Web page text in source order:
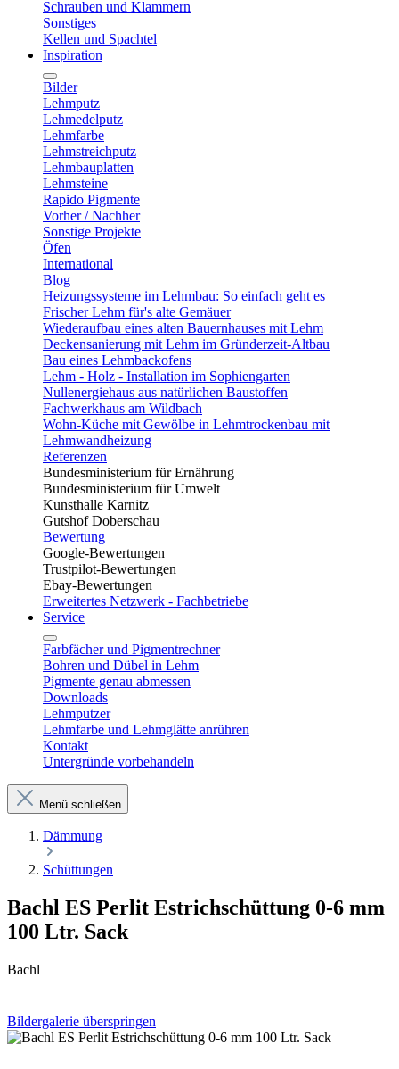
Schrauben und Klammern
Sonstiges
Kellen und Spachtel
Inspiration
Bilder
Lehmputz
Lehmedelputz
Lehmfarbe
Lehmstreichputz
Lehmbauplatten
Lehmsteine
Rapido Pigmente
Vorher / Nachher
Sonstige Projekte
Öfen
International
Blog
Heizungssysteme im Lehmbau: So einfach geht es
Frischer Lehm für's alte Gemäuer
Wiederaufbau eines alten Bauernhauses mit Lehm
Deckensanierung mit Lehm im Gründerzeit-Altbau
Bau eines Lehmbackofens
Lehm - Holz - Installation im Sophiengarten
Nullenergiehaus aus natürlichen Baustoffen
Fachwerkhaus am Wildbach
Wohn-Küche mit Gewölbe in Lehmtrockenbau mit
Lehmwandheizung
Referenzen
Bundesministerium für Ernährung
Bundesministerium für Umwelt
Kunsthalle Karnitz
Gutshof Doberschau
Bewertung
Google-Bewertungen
Trustpilot-Bewertungen
Ebay-Bewertungen
Erweitertes Netzwerk - Fachbetriebe
Service
Farbfächer und Pigmentrechner
Bohren und Dübel in Lehm​
Pigmente genau abmessen
Downloads
Lehmputzer
Lehmfarbe und Lehmglätte anrühren
Kontakt
Untergründe vorbehandeln
Menü schließen
Dämmung
Schüttungen
Bachl ES Perlit Estrichschüttung 0-6 mm
100 Ltr. Sack
Bachl
Bildergalerie überspringen